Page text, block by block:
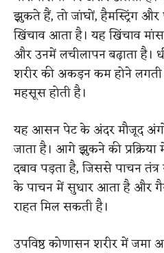
झुकते हैं, तो जांघों, हैमस्ट्रिंग
खिंचाव आता है। यह खिंचाव
और उनमें लचीलापन बढ़ाता है।
शरीर की अकड़न कम होने
महसूस होती है।
यह आसन पेट के अंदर मौजूद
जाता है। आगे झुकने की
दबाव पड़ता है, जिससे पाचन
के पाचन में सुधार आता है और
राहत मिल सकती है।
उपविष्ठ कोणासन शरीर में जमा